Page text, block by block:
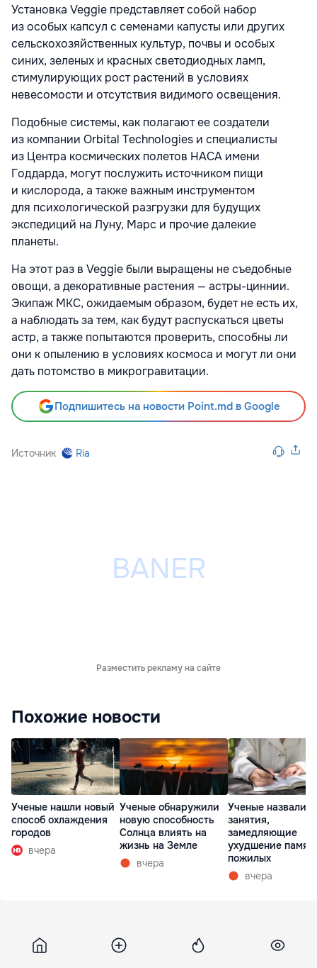
Установка Veggie представляет собой набор
из особых капсул с семенами капусты или других
сельскохозяйственных культур, почвы и особых
синих, зеленых и красных светодиодных ламп,
стимулирующих рост растений в условиях
невесомости и отсутствия видимого освещения.
Подобные системы, как полагают ее создатели
из компании Orbital Technologies и специалисты
из Центра космических полетов НАСА имени
Годдарда, могут послужить источником пищи
и кислорода, а также важным инструментом
для психологической разгрузки для будущих
экспедиций на Луну, Марс и прочие далекие
планеты.
На этот раз в Veggie были выращены не съедобные
овощи, а декоративные растения — астры-циннии.
Экипаж МКС, ожидаемым образом, будет не есть их,
а наблюдать за тем, как будут распускаться цветы
астр, а также попытаются проверить, способны ли
они к опылению в условиях космоса и могут ли они
дать потомство в микрогравитации.
Подпишитесь на новости Point.md в Google
Источник Ria
Разместить рекламу на сайте
Похожие новости
Ученые нашли новый
способ охлаждения
городов
вчера
Ученые обнаружили
новую способность
Солнца влиять на
жизнь на Земле
вчера
Ученые назвали
занятия,
замедляющие
ухудшение
пожилых
вчера
Lenta 24 декабря 2015, 19:20 1 591